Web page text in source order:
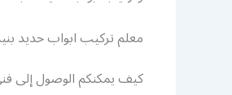
معلم تركيب ابواب حديد
كيف يمكنكم الوصول إلى